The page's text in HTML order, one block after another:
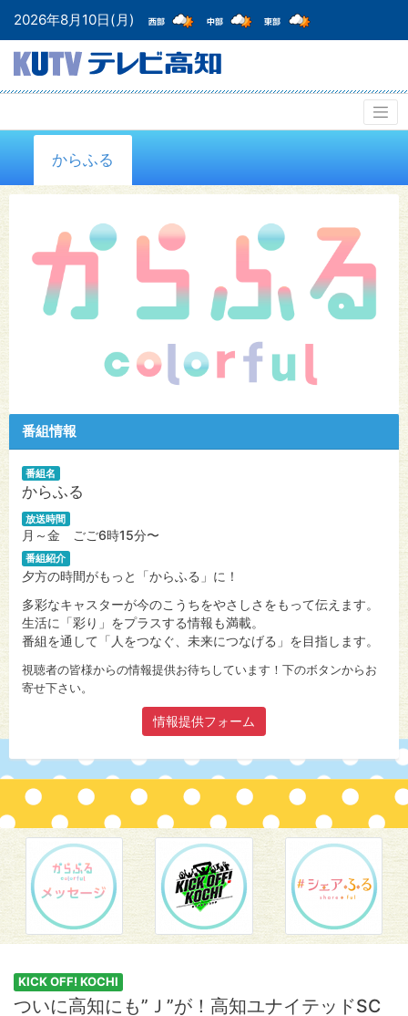
2026年8月10日(月)
からふる
番組情報
番組名
からふる
放送時間
月～金 ごご6時15分〜
番組紹介
夕方の時間がもっと「からふる」に！
多彩なキャスターが今のこうちをやさしさをもって伝えます。
生活に「彩り」をプラスする情報も満載。
番組を通して「人をつなぐ、未来につなげる」を目指します。
視聴者の皆様からの情報提供お待ちしています！下のボタンからお
寄せ下さい。
情報提供フォーム
KICK OFF! KOCHI
ついに高知にも”Ｊ”が！高知ユナイテッドSC